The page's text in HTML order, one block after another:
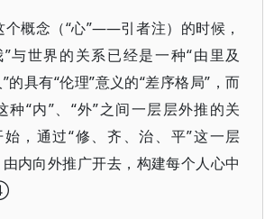
个概念（“心”——引者注）的时候，
与世界的关系已经是一种“由里及
的具有“伦理”意义的“差序格局”，而
种“内”、“外”之间一层层外推的关
，通过“修、齐、治、平”这一层
由内向外推广开去，构建每个人心中